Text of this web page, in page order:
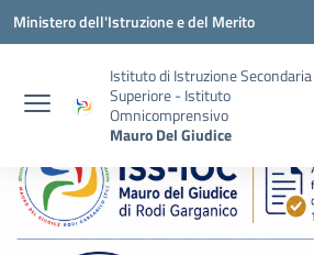
Vai ai contenuti
Vai al menu di navigazione
Vai al footer
Ministero dell'Istruzione e del Merito
Istituto di Istruzione Secondaria
Superiore - Istituto
Omnicomprensivo
Mauro Del Giudice